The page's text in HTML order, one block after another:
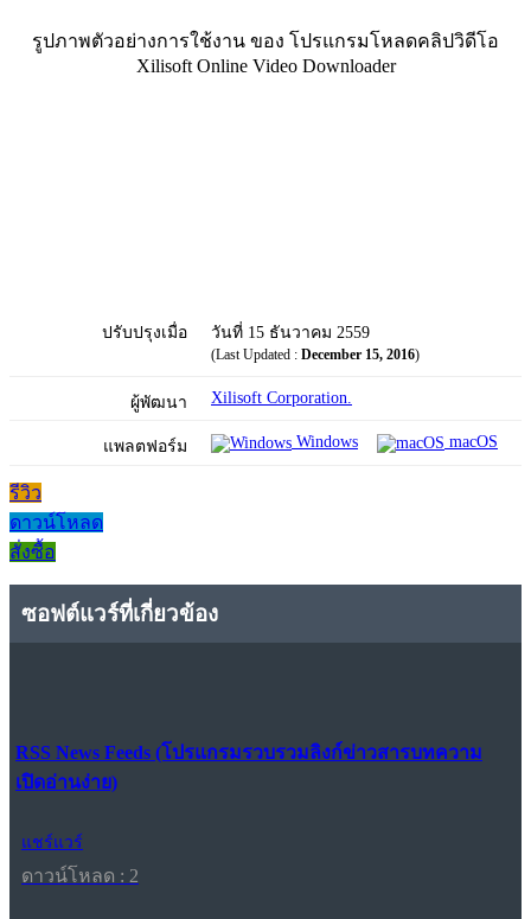
รูปภาพตัวอย่างการใช้งาน ของ โปรแกรมโหลดคลิปวิดีโอ
Xilisoft Online Video Downloader
ปรับปรุงเมื่อ วันที่ 15 ธันวาคม 2559
(Last Updated : December 15, 2016)
ผู้พัฒนา Xilisoft Corporation.
แพลตฟอร์ม Windows macOS
รีวิว
ดาวน์โหลด
สั่งซื้อ
ซอฟต์แวร์ที่เกี่ยวข้อง
RSS News Feeds (โปรแกรมรวบรวมลิงก์ข่าวสารบทความ
เปิดอ่านง่าย)
แชร์แวร์
ดาวน์โหลด : 2